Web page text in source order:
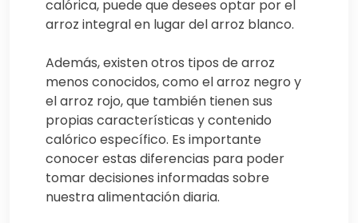
calórica, puede que desees optar por el
arroz integral en lugar del arroz blanco.
Además, existen otros tipos de arroz
menos conocidos, como el arroz negro y
el arroz rojo, que también tienen sus
propias características y contenido
calórico específico. Es importante
conocer estas diferencias para poder
tomar decisiones informadas sobre
nuestra alimentación diaria.